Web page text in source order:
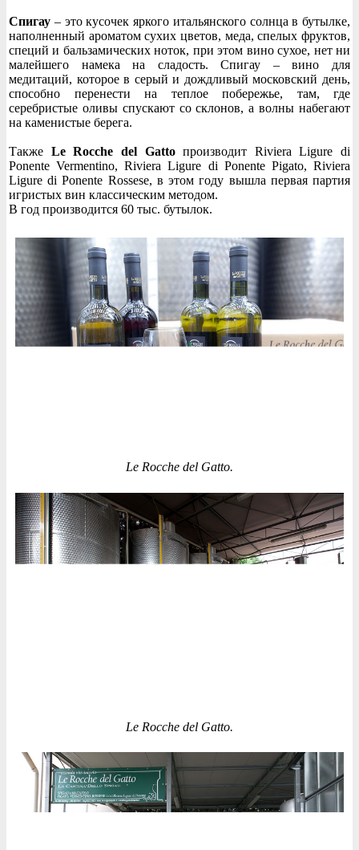
Спигау – это кусочек яркого итальянского солнца в бутылке,
наполненный ароматом сухих цветов, меда, спелых фруктов,
специй и бальзамических ноток, при этом вино сухое, нет ни
малейшего намека на сладость. Спигау – вино для
медитаций, которое в серый и дождливый московский день,
способно перенести на теплое побережье, там, где
серебристые оливы спускают со склонов, а волны набегают
на каменистые берега.
Также Le Rocche del Gattoпроизводит Riviera Ligure di
Ponente Vermentino, Riviera Ligure di Ponente Pigato, Riviera
Ligure di Ponente Rossese, в этом году вышла первая партия
игристых вин классическим методом.
В год производится 60 тыс. бутылок.
Le Rocche del Gatto.
Le Rocche del Gatto.